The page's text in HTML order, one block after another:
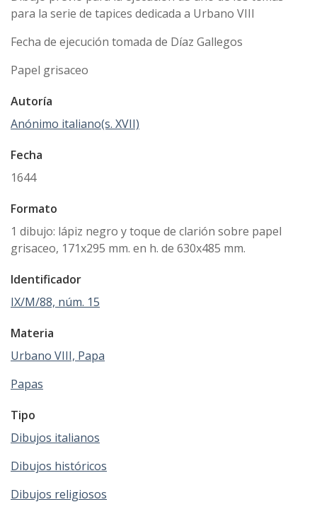
para la serie de tapices dedicada a Urbano VIII
Fecha de ejecución tomada de Díaz Gallegos
Papel grisaceo
Autoría
Anónimo italiano(s. XVII)
Fecha
1644
Formato
1 dibujo: lápiz negro y toque de clarión sobre papel
grisaceo, 171x295 mm. en h. de 630x485 mm.
Identificador
IX/M/88, núm. 15
Materia
Urbano VIII, Papa
Papas
Tipo
Dibujos italianos
Dibujos históricos
Dibujos religiosos